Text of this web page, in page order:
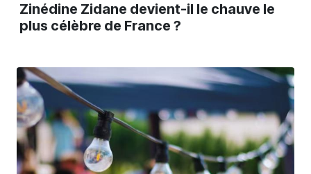
Zinédine Zidane devient-il le chauve le
plus célèbre de France ?